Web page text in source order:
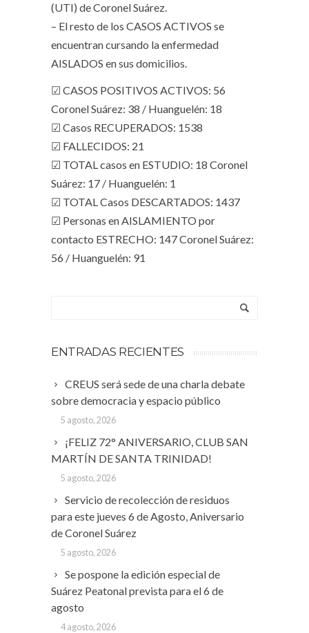
(UTI) de Coronel Suárez.
– El resto de los CASOS ACTIVOS se
encuentran cursando la enfermedad
AISLADOS en sus domicilios.
☑ CASOS POSITIVOS ACTIVOS: 56
Coronel Suárez: 38 / Huanguelén: 18
☑ Casos RECUPERADOS: 1538
☑ FALLECIDOS: 21
☑ TOTAL casos en ESTUDIO: 18 Coronel
Suárez: 17 / Huanguelén: 1
☑ TOTAL Casos DESCARTADOS: 1437
☑ Personas en AISLAMIENTO por
contacto ESTRECHO: 147 Coronel Suárez:
56 / Huanguelén: 91
ENTRADAS RECIENTES
CREUS será sede de una charla debate
sobre democracia y espacio público
5 agosto, 2026
¡FELIZ 72° ANIVERSARIO, CLUB SAN
MARTÍN DE SANTA TRINIDAD!
5 agosto, 2026
Servicio de recolección de residuos
para este jueves 6 de Agosto, Aniversario
de Coronel Suárez
5 agosto, 2026
Se pospone la edición especial de
Suárez Peatonal prevista para el 6 de
agosto
4 agosto, 2026